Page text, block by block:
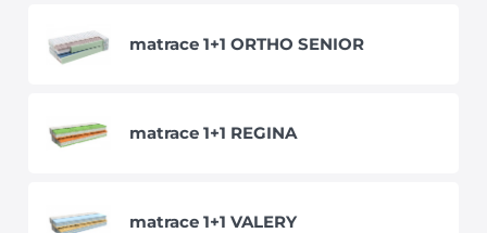
matrace 1+1 ORTHO SENIOR
matrace 1+1 REGINA
matrace 1+1 VALERY